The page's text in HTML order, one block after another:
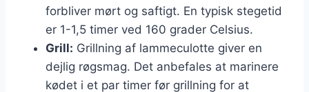
forbliver mørt og saftigt. En typisk stegetid
er 1-1,5 timer ved 160 grader Celsius.
Grill: Grillning af lammeculotte giver en
dejlig røgsmag. Det anbefales at marinere
kødet i et par timer før grillning for at